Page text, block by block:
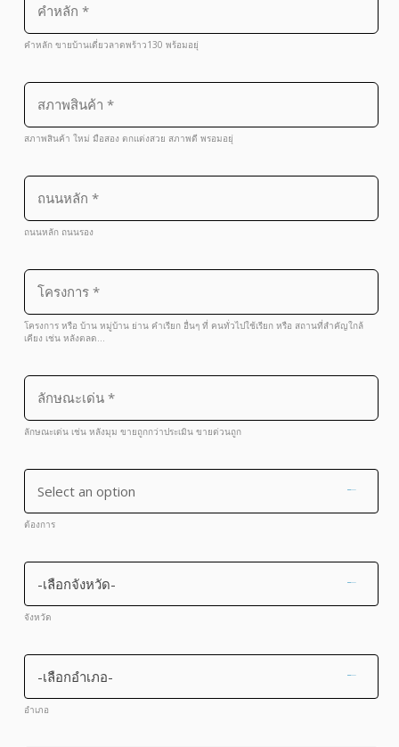
คำหลัก ขายบ้านเดี่ยวลาดพร้าว130 พร้อมอยุ่
สภาพสินค้า ใหม่ มือสอง ตกแต่งสวย สภาพดี พรอมอยุ่
ถนนหลัก ถนนรอง
โครงการ หรือ บ้าน หมู่บ้าน ย่าน คำเรียก อื่นๆ ที่ คนทั่วไปใช้เรียก หรือ สถานที่สำคัญใกล้
เคียง เช่น หลังตลด…
ลักษณะเด่น เช่น หลังมุม ขายถูกกว่าประเมิน ขายด่วนถูก
Select an option
ต้องการ
-เลือกจังหวัด-
จังหวัด
-เลือกอำเภอ-
อำเภอ